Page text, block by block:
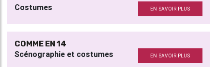
Costumes EN SAVOIR PLUS
COMME EN 14
Scénographie et costumes EN SAVOIR PLUS